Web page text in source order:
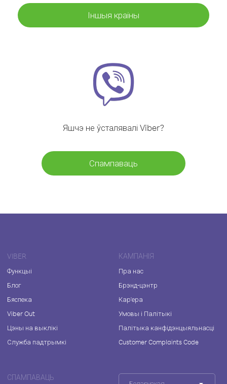
Іншыя краіны
Яшчэ не ўсталявалі Viber?
Спампаваць
VIBER
Функцыі
Блог
Бяспека
Viber Out
Цэны на выклікі
Служба падтрымкі
КАМПАНІЯ
Пра нас
Брэнд-цэнтр
Кар'ера
Умовы і Палітыкі
Палітыка канфідэнцыяльнасці
Customer Complaints Code
СПАМПАВАЦЬ